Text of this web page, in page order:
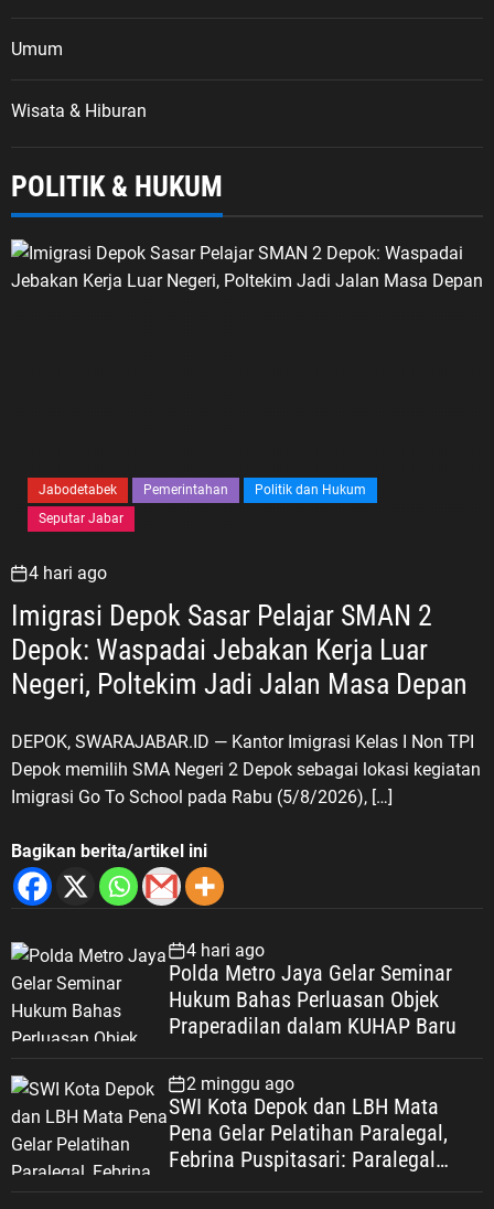
Umum
Wisata & Hiburan
POLITIK & HUKUM
Jabodetabek Pemerintahan
Politik dan Hukum
Seputar Jabar
4 hari ago
Imigrasi Depok Sasar Pelajar SMAN 2
Depok: Waspadai Jebakan Kerja Luar
DEPOK, SWARAJABAR.ID — Kantor Imigrasi Kelas I Non TPI
Depok memilih SMA Negeri 2 Depok sebagai lokasi kegiatan
Imigrasi Go To School pada Rabu (5/8/2026), […]
Bagikan berita/artikel ini
4 hari ago
Polda Metro Jaya Gelar Seminar
Hukum Bahas Perluasan Objek
Praperadilan dalam KUHAP Baru
2 minggu ago
SWI Kota Depok dan LBH Mata
Pena Gelar Pelatihan Paralegal,
Febrina Puspitasari: Paralegal